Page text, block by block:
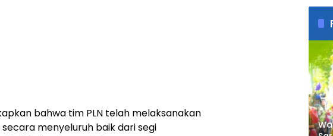
bahwa tim PLN telah melaksanakan
menyeluruh baik dari segi